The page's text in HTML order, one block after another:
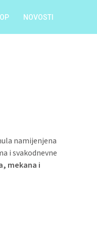
NOVOSTI
namijenjena
i svakodnevne
mekana i